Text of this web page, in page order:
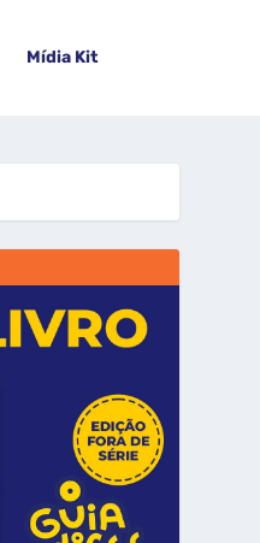
Mídia Kit